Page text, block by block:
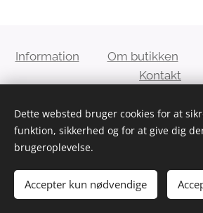
Information Om butikken
Kontakt
Conja´s 2hand genbrug
Cookies
Dette websted bruger cookies for at
funktion, sikkerhed og for at give dig
brugeroplevelse.
Accepter kun nødvendige